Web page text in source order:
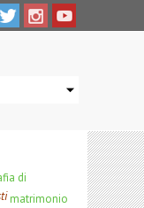
di
matrimonio